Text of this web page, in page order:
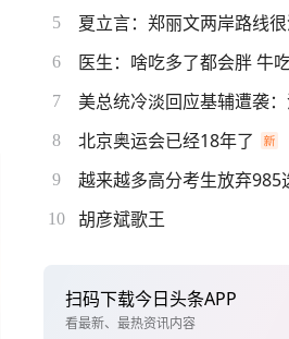
5 夏立言：郑丽文两岸路线
6 医生：啥吃多了都会胖 牛
7 美总统冷淡回应基辅遭袭
8 北京奥运会已经18年了
9 越来越多高分考生放弃985
10 胡彦斌歌王
扫码下载今日头条APP
看最新、最热资讯内容